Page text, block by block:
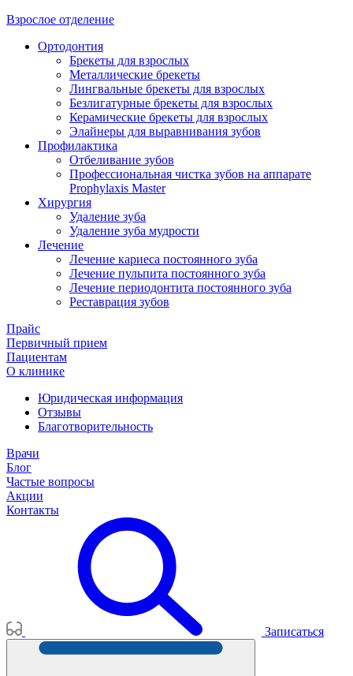
Взрослое отделение
Ортодонтия
Брекеты для взрослых
Металлические брекеты
Лингвальные брекеты для взрослых
Безлигатурные брекеты для взрослых
Керамические брекеты для взрослых
Элайнеры для выравнивания зубов
Профилактика
Отбеливание зубов
Профессиональная чистка зубов на аппарате
Prophylaxis Master
Хирургия
Удаление зуба
Удаление зуба мудрости
Лечение
Лечение кариеса постоянного зуба
Лечение пульпита постоянного зуба
Лечение периодонтита постоянного зуба
Реставрация зубов
Прайс
Первичный прием
Пациентам
О клинике
Юридическая информация
Отзывы
Благотворительность
Врачи
Блог
Частые вопросы
Акции
Контакты
Записаться